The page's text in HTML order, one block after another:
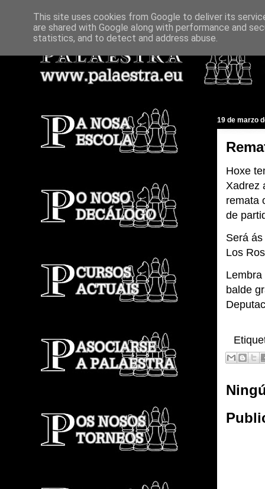
19 de marzo
Hoxe
Xadrez
remata
de
Será
Los
balde
This site uses cookies from Google to deliver its
are shared with Google along with performance and
statistics, and to detect and address abuse.